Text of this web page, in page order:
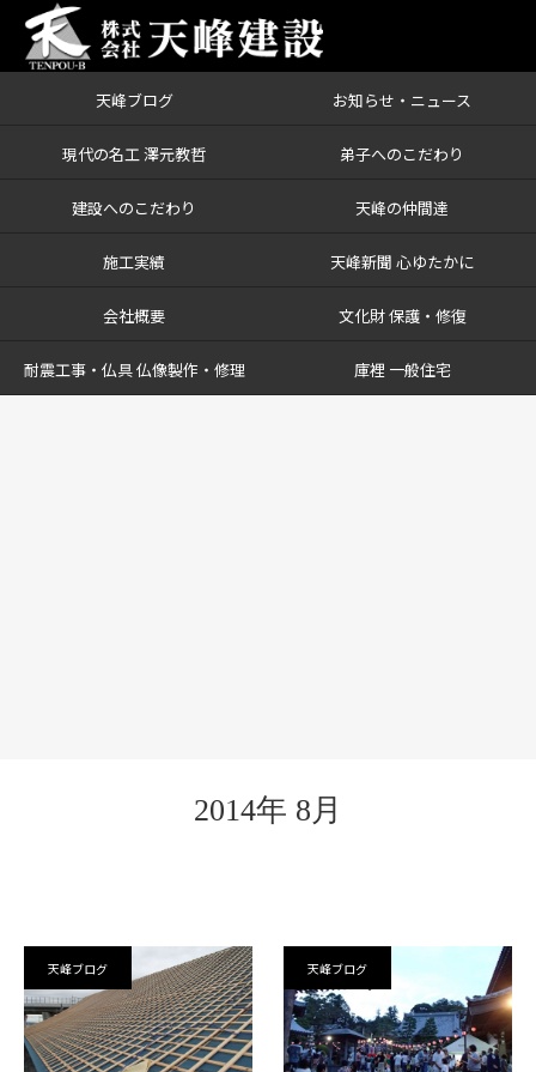
天峰ブログ お知らせ・ニュース
現代の名工 澤元教哲 弟子へのこだわり
建設へのこだわり 天峰の仲間達
施工実績 天峰新聞 心ゆたかに
会社概要 文化財 保護・修復
耐震工事・仏具 仏像製作・修理 庫裡 一般住宅
2014年 8月
天峰ブログ 天峰ブログ